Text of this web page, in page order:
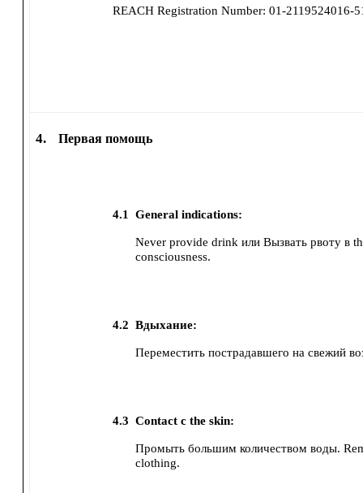
REACH Registration Number: 01-2119524016-
4. Первая помощь
4.1 General indications:
Never provide drink или Вызвать рвоту в
consciousness.
4.2 Вдыхание:
Переместить пострадавшего на свежий
4.3 Contact с the skin:
Промыть большим количеством воды.
clothing.